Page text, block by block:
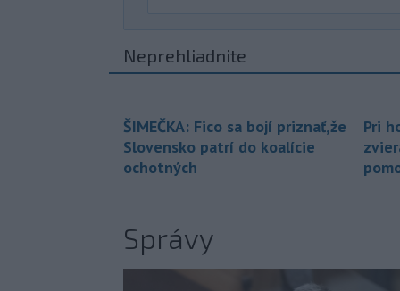
Neprehliadnite
ŠIMEČKA: Fico sa bojí priznať,že
Slovensko patrí do koalície
ochotných
Pri
Správy